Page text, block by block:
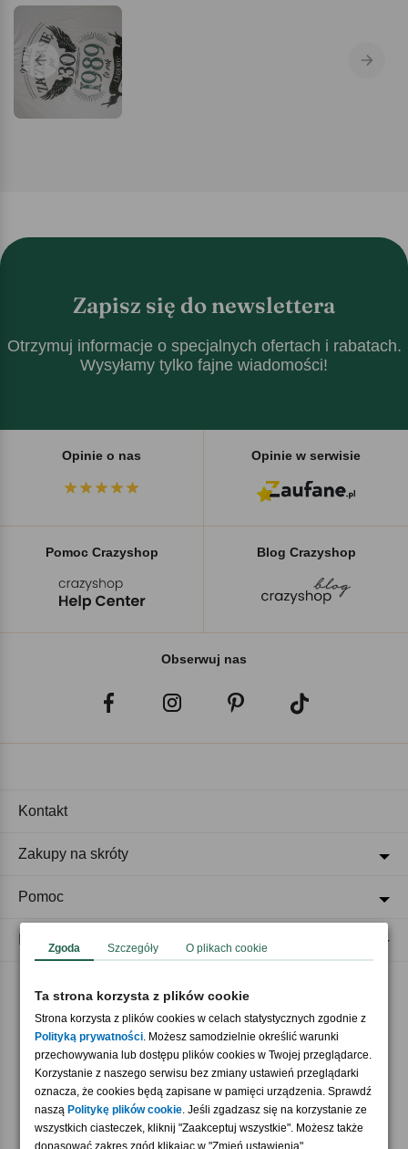
Zapisz się do newslettera
Otrzymuj informacje o specjalnych ofertach i rabatach.
Wysyłamy tylko fajne wiadomości!
Opinie o nas Opinie w serwisie
Pomoc Crazyshop Blog Crazyshop
Obserwuj nas
Akceptujemy płatności
Nasi partnerzy
Kontakt
Zakupy na skróty
Pomoc
Zgoda Szczegóły O plikach cookie
Ta strona korzysta z plików cookie
Strona korzysta z plików cookies w celach statystycznych zgodnie z
Polityką prywatności. Możesz samodzielnie określić warunki
przechowywania lub dostępu plików cookies w Twojej przeglądarce.
Korzystanie z naszego serwisu bez zmiany ustawień przeglądarki
oznacza, że cookies będą zapisane w pamięci urządzenia. Sprawdź
naszą Politykę plików cookie. Jeśli zgadzasz się na korzystanie ze
wszystkich ciasteczek, kliknij "Zaakceptuj wszystkie". Możesz także
dopasować zakres zgód klikając w "Zmień ustawienia".